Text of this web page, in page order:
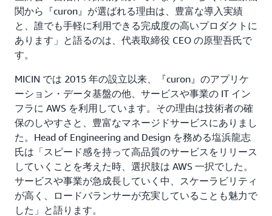
関から『curon』が選ばれる理由は、豊富な導入実績
と、誰でも手軽に利用できる完成度の高いプロダクトに
あります」と語るのは、代表取締役 CEO の原聖吾氏で
す。
MICIN では 2015 年の設立以来、『curon』のアプリケ
ーション・データ基盤の他、サービスや事業の IT イン
フラに AWS を利用しています。その理由は技術者の確
保のしやすさと、豊富なマネージドサービスにありまし
た。Head of Engineering and Design を務める塩浜龍志
氏は「スピード感を持って高品質のサービスをリリース
していくことを考えた時、選択肢は AWS 一択でした。
サービスや事業が急成長していく中、スケーラビリティ
が高く、ロードバランサーが充実していることも魅力で
した」と語ります。